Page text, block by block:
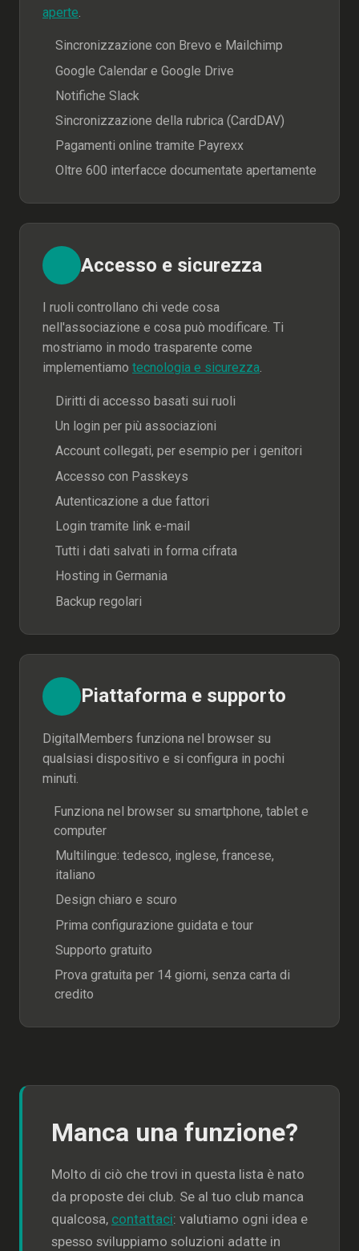
aperte.
Sincronizzazione con Brevo e Mailchimp
Google Calendar e Google Drive
Notifiche Slack
Sincronizzazione della rubrica (CardDAV)
Pagamenti online tramite Payrexx
Oltre 600 interfacce documentate apertamente
Accesso e sicurezza
I ruoli controllano chi vede cosa
nell'associazione e cosa può modificare. Ti
mostriamo in modo trasparente come
implementiamo tecnologia e sicurezza.
Diritti di accesso basati sui ruoli
Un login per più associazioni
Account collegati, per esempio per i genitori
Accesso con Passkeys
Autenticazione a due fattori
Login tramite link e-mail
Tutti i dati salvati in forma cifrata
Hosting in Germania
Backup regolari
Piattaforma e supporto
DigitalMembers funziona nel browser su
qualsiasi dispositivo e si configura in pochi
minuti.
Funziona nel browser su smartphone, tablet e
computer
Multilingue: tedesco, inglese, francese,
italiano
Design chiaro e scuro
Prima configurazione guidata e tour
Supporto gratuito
Prova gratuita per 14 giorni, senza carta di
credito
Manca una funzione?
Molto di ciò che trovi in questa lista è nato
da proposte dei club. Se al tuo club manca
qualcosa, contattaci: valutiamo ogni idea e
spesso sviluppiamo soluzioni adatte in